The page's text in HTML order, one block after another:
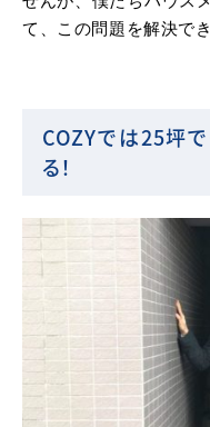
て、この問題を解決で
COZYでは25坪
る！